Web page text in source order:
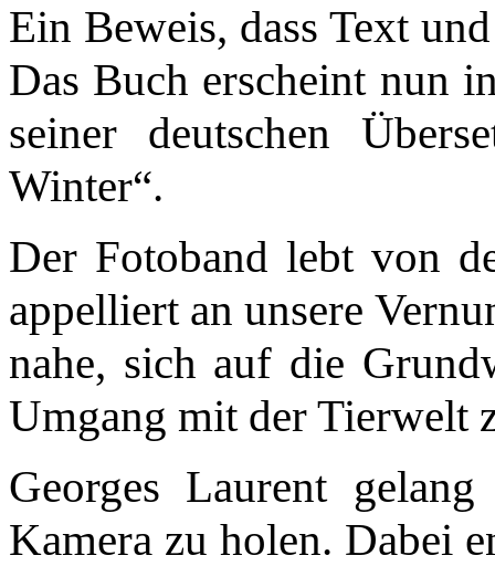
Ein Beweis, dass Text
Das Buch erscheint nun
seiner deutschen
Winter“.
Der Fotoband lebt von
appelliert an unsere
nahe, sich auf die
Umgang mit der Tierwelt
Georges Laurent
Kamera zu holen. Dabei